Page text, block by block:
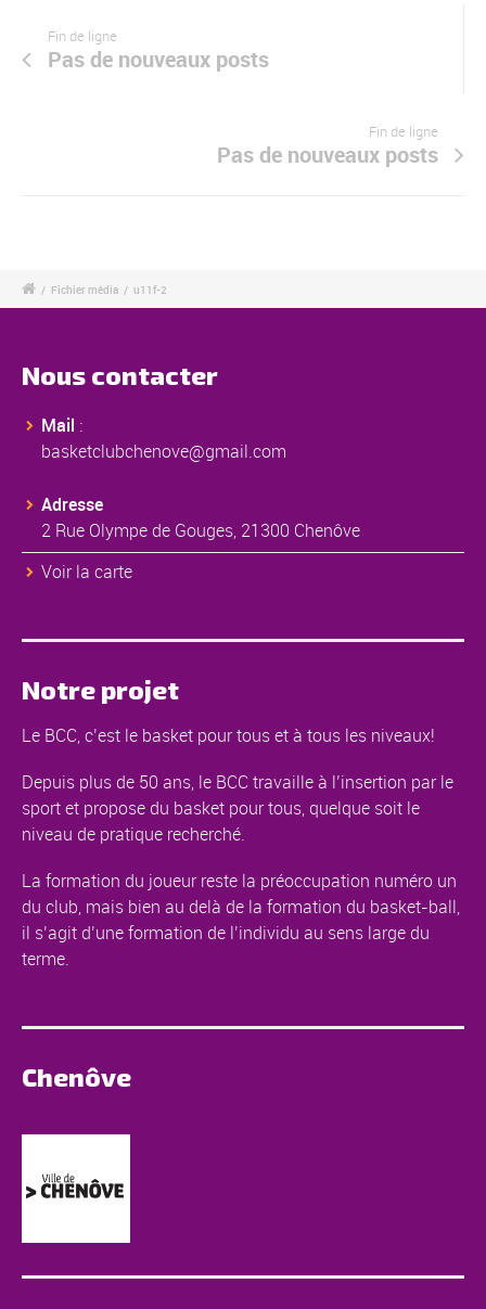
Fin de ligne
Pas de nouveaux posts
Fin de ligne
Pas de nouveaux posts
/ Fichier média / u11f-2
Nous contacter
Mail :
basketclubchenove@gmail.com
Adresse
2 Rue Olympe de Gouges, 21300 Chenôve
Voir la carte
Notre projet
Le BCC, c’est le basket pour tous et à tous les niveaux!
Depuis plus de 50 ans, le BCC travaille à l’insertion par le
sport et propose du basket pour tous, quelque soit le
niveau de pratique recherché.
La formation du joueur reste la préoccupation numéro un
du club, mais bien au delà de la formation du basket-ball,
il s’agit d’une formation de l’individu au sens large du
terme.
Chenôve